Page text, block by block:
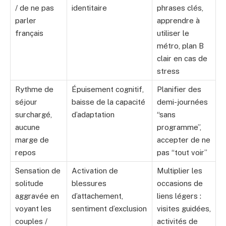
/ de ne pas
parler
français
identitaire
phrases clés,
apprendre à
utiliser le
métro, plan B
clair en cas de
stress
Rythme de
séjour
surchargé,
aucune
marge de
repos
Épuisement cognitif,
baisse de la capacité
d’adaptation
Planifier des
demi-journées
“sans
programme”,
accepter de ne
pas “tout voir”
Sensation de
solitude
aggravée en
voyant les
couples /
Activation de
blessures
d’attachement,
sentiment d’exclusion
Multiplier les
occasions de
liens légers :
visites guidées,
activités de